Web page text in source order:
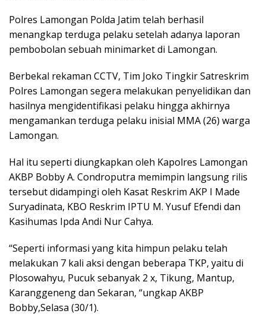
Polres Lamongan Polda Jatim telah berhasil
menangkap terduga pelaku setelah adanya laporan
pembobolan sebuah minimarket di Lamongan.
Berbekal rekaman CCTV, Tim Joko Tingkir Satreskrim
Polres Lamongan segera melakukan penyelidikan dan
hasilnya mengidentifikasi pelaku hingga akhirnya
mengamankan terduga pelaku inisial MMA (26) warga
Lamongan.
Hal itu seperti diungkapkan oleh Kapolres Lamongan
AKBP Bobby A. Condroputra memimpin langsung rilis
tersebut didampingi oleh Kasat Reskrim AKP I Made
Suryadinata, KBO Reskrim IPTU M. Yusuf Efendi dan
Kasihumas Ipda Andi Nur Cahya.
“Seperti informasi yang kita himpun pelaku telah
melakukan 7 kali aksi dengan beberapa TKP, yaitu di
Plosowahyu, Pucuk sebanyak 2 x, Tikung, Mantup,
Karanggeneng dan Sekaran, “ungkap AKBP
Bobby,Selasa (30/1).